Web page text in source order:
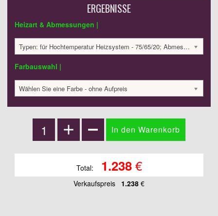
ERGEBNISSE
Heizart & Abmessungen |
Typen: für Hochtemperatur Heizsystem - 75/65/20; Abmessungen: 340x800x40 mm; 458 Watt:; 1237.6 €
Farbauswahl |
Wählen Sie eine Farbe - ohne Aufpreis
Total: 1.238€
Verkaufspreis 1.238 €